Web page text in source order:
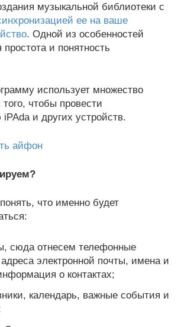
музыкальной библиотеки с
ее на ваше
. Одной из особенностей
простота и понятность
использует множество
чтобы провести
и других устройств.
что именно будет
сюда отнесем телефонные
электронной почты, имена и
о контактах;
календарь, важные события и